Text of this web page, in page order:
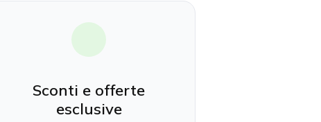
Sconti e offerte
esclusive